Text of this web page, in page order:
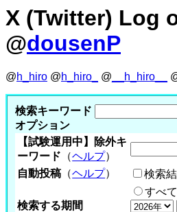
X (Twitter) Log
@dousenP
@h_hiro @h_hiro_ @ __h_hiro__
検索キーワード
オプション
【試験運用中】除外キ
ーワード （ヘルプ）
自動投稿 （ヘルプ） 検索
検索する期間
すべて